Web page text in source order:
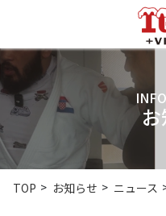
TOP お知らせ ニュース